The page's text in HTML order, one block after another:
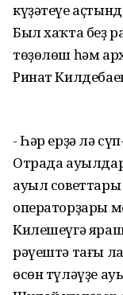
күҙәтеүе
Был хаҡта беҙ
төҙөлөш һәм
Ринат
- Һәр ерҙә лә
Отрада
ауыл
операторҙары
Килешеүгә
рәүештә тағы
өсөн түләүҙе